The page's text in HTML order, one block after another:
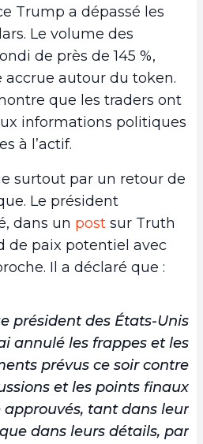
Trump a dépassé les
Le volume des
de près de 145 %,
accrue autour du token.
que les traders ont
informations politiques
à l’actif.
surtout par un retour de
Le président
dans un post sur Truth
de paix potentiel avec
Il a déclaré que :
président des États-Unis
annulé les frappes et les
prévus ce soir contre
et les points finaux
approuvés, tant dans leur
dans leurs détails, par